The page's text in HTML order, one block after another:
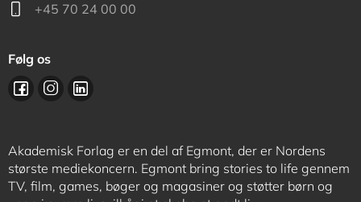
+45 70 24 00 00
Følg os
Akademisk Forlag er en del af Egmont, der er Nordens
største mediekoncern. Egmont bring stories to life gennem
TV, film, games, bøger og magasiner og støtter børn og